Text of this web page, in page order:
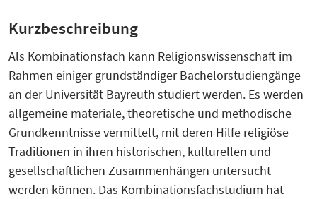
Kurzbeschreibung
Als Kombinationsfach kann Religionswissenschaft im
Rahmen einiger grundständiger Bachelorstudiengänge
an der Universität Bayreuth studiert werden. Es werden
allgemeine materiale, theoretische und methodische
Grundkenntnisse vermittelt, mit deren Hilfe religiöse
Traditionen in ihren historischen, kulturellen und
gesellschaftlichen Zusammenhängen untersucht
werden können. Das Kombinationsfachstudium hat